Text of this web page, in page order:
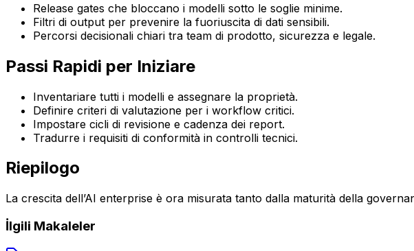
Release gates che bloccano i modelli sotto le soglie minime.
Filtri di output per prevenire la fuoriuscita di dati sensibili.
Percorsi decisionali chiari tra team di prodotto, sicurezza e legale.
Passi Rapidi per Iniziare
Inventariare tutti i modelli e assegnare la proprietà.
Definire criteri di valutazione per i workflow critici.
Impostare cicli di revisione e cadenza dei report.
Tradurre i requisiti di conformità in controlli tecnici.
Riepilogo
La crescita dell’AI enterprise è ora misurata tanto dalla maturità della
İlgili Makaleler